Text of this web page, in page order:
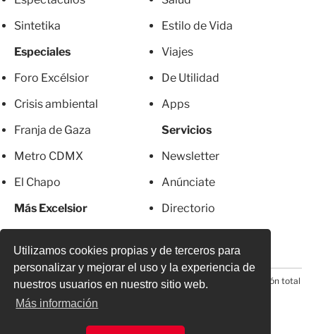
Utilizamos cookies propias y de terceros para
personalizar y mejorar el uso y la experiencia de
nuestros usuarios en nuestro sitio web.
Más información
Sintetika
Especiales
Foro Excélsior
Crisis ambiental
Franja de Gaza
Metro CDMX
El Chapo
Más Excelsior
Estilo de Vida
Viajes
De Utilidad
Apps
Servicios
Newsletter
Anúnciate
Directorio
© 2026 Todos los derechos reservados. Prohibida la reproducción total
o parcial, incluyendo cualquier medio electrónico*